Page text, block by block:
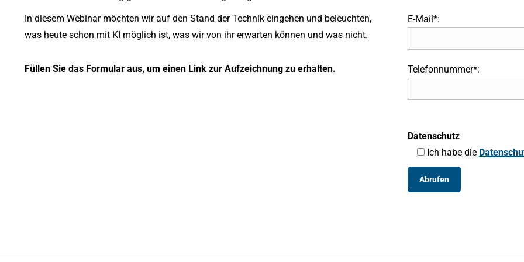
In diesem Webinar möchten wir auf den Stand der Technik eingehen und beleuchten,
was heute schon mit KI möglich ist, was wir von ihr erwarten können und was nicht.
Füllen Sie das Formular aus, um einen Link zur Aufzeichnung zu erhalten.
E-Mail*:
Telefonnummer*:
Datenschutz
Ich habe die